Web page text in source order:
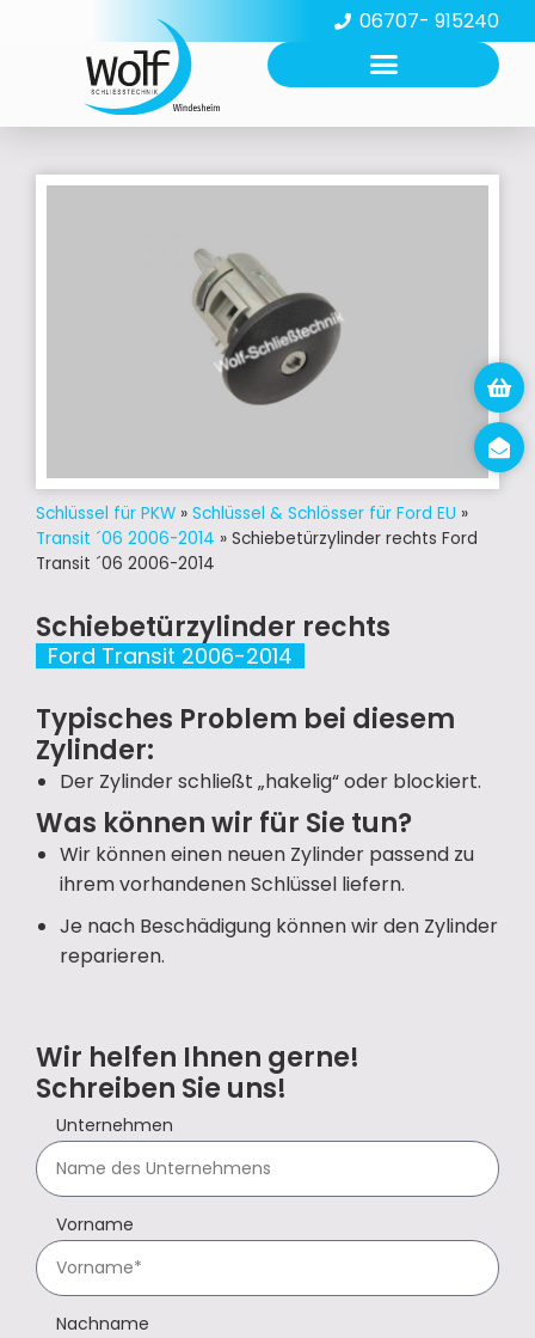
06707- 915240
Schlüssel für PKW » Schlüssel & Schlösser für Ford EU »
Transit ´06 2006-2014 » Schiebetürzylinder rechts Ford
Transit ´06 2006-2014
Schiebetürzylinder rechts
Ford Transit 2006-2014
Typisches Problem bei diesem
Zylinder:
Der Zylinder schließt „hakelig“ oder blockiert.
Was können wir für Sie tun?
Wir können einen neuen Zylinder passend zu
ihrem vorhandenen Schlüssel liefern.
Je nach Beschädigung können wir den Zylinder
reparieren.
Wir helfen Ihnen gerne!
Schreiben Sie uns!
Unternehmen
Vorname
Nachname